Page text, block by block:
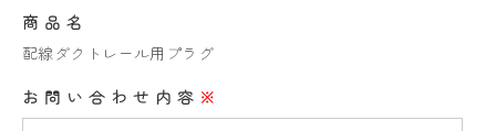
商品名
配線ダクトレール用プラグ
お問い合わせ内容 ※